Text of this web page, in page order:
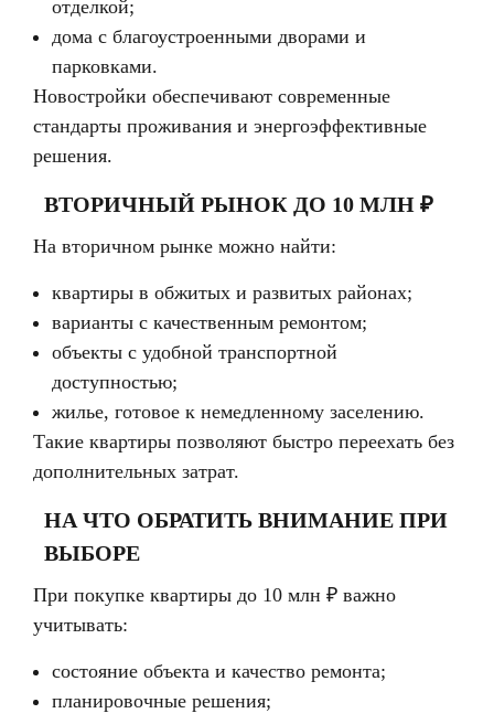
отделкой;
дома с благоустроенными дворами и
парковками.
Новостройки обеспечивают современные
стандарты проживания и энергоэффективные
решения.
ВТОРИЧНЫЙ РЫНОК ДО 10 МЛН ₽
На вторичном рынке можно найти:
квартиры в обжитых и развитых районах;
варианты с качественным ремонтом;
объекты с удобной транспортной
доступностью;
жилье, готовое к немедленному заселению.
Такие квартиры позволяют быстро переехать без
дополнительных затрат.
НА ЧТО ОБРАТИТЬ ВНИМАНИЕ ПРИ
ВЫБОРЕ
При покупке квартиры до 10 млн ₽ важно
учитывать:
состояние объекта и качество ремонта;
планировочные решения;